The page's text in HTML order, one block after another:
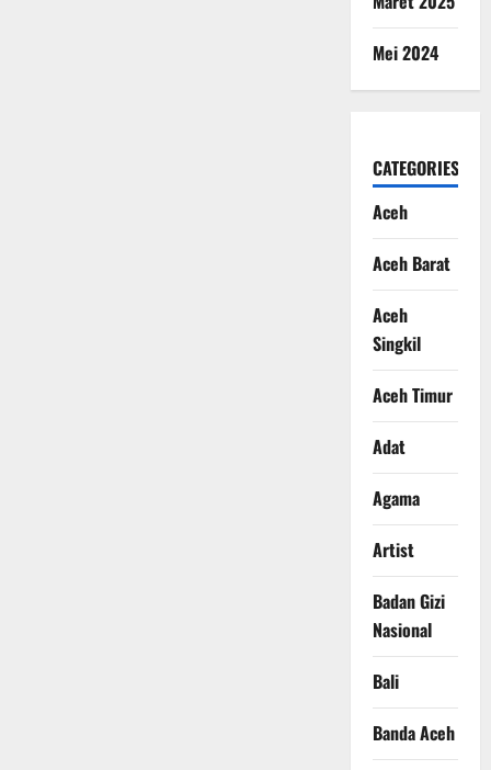
Mei 2024
CATEGORIES
Aceh
Aceh Barat
Aceh
Singkil
Aceh Timur
Adat
Agama
Artist
Badan Gizi
Nasional
Bali
Banda Aceh